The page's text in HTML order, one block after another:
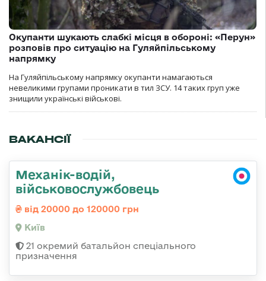
Окупанти шукають слабкі місця в обороні: «Перун»
розповів про ситуацію на Гуляйпільському
напрямку
На Гуляйпільському напрямку окупанти намагаються
невеликими групами проникати в тил ЗСУ. 14 таких груп уже
знищили українські військові.
ВАКАНСІЇ
Механік-водій,
військовослужбовець
від 20000 до 120000 грн
Київ
21 окремий батальйон спеціального
призначення